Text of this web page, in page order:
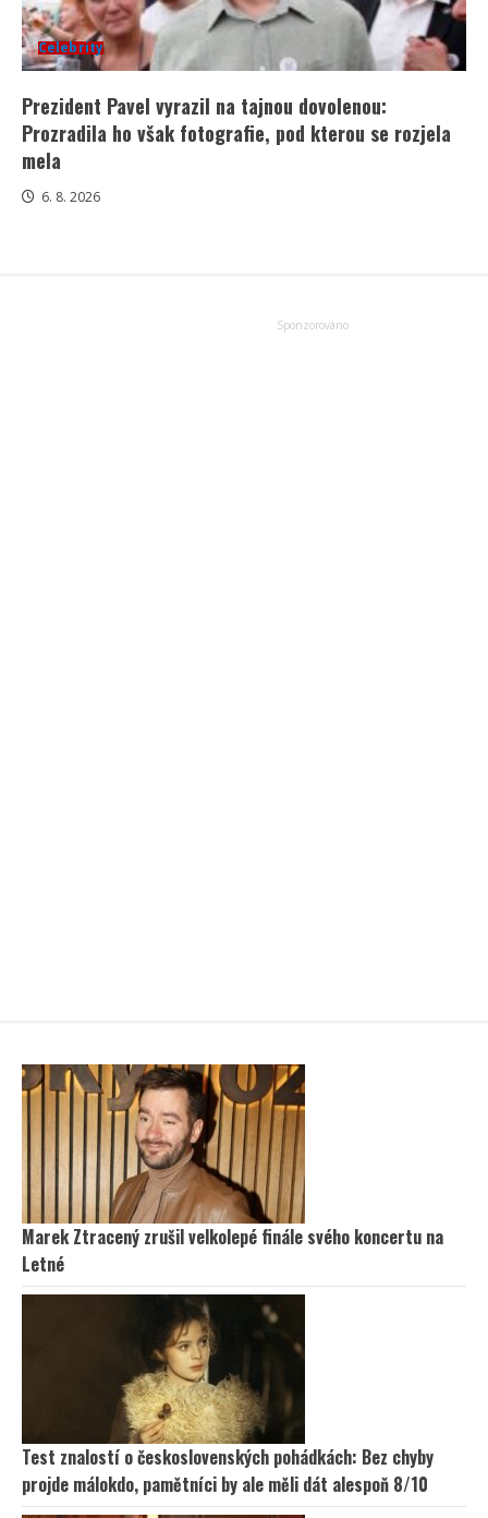
Celebrity
Prezident Pavel vyrazil na tajnou dovolenou:
Prozradila ho však fotografie, pod kterou se rozjela
mela
6. 8. 2026
Marek Ztracený zrušil velkolepé finále svého koncertu na
Letné
Test znalostí o československých pohádkách: Bez chyby
projde málokdo, pamětníci by ale měli dát alespoň 8/10